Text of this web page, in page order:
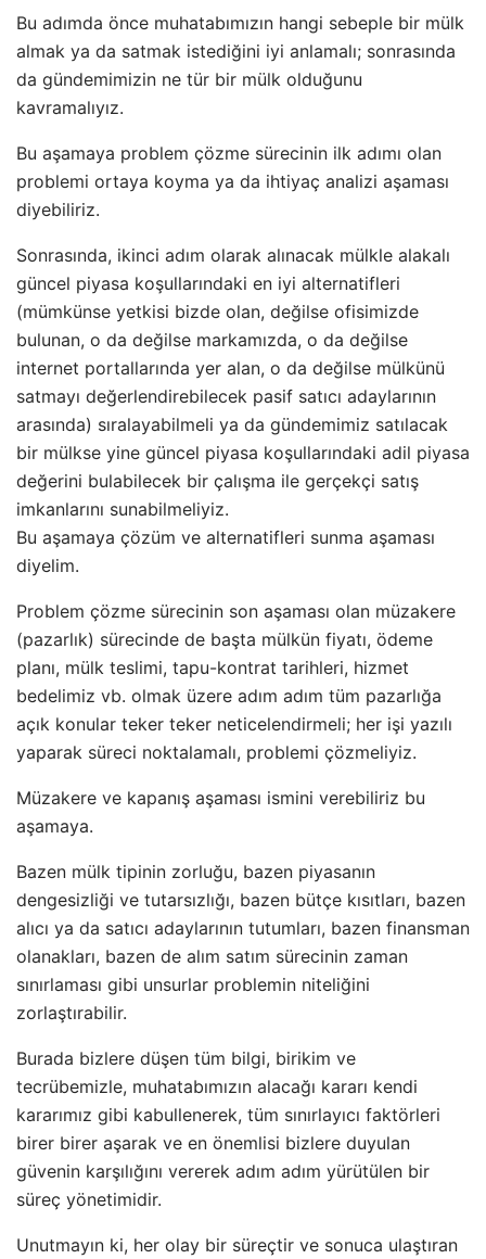
Bu adımda önce muhatabımızın hangi sebeple bir mülk
almak ya da satmak istediğini iyi anlamalı; sonrasında
da gündemimizin ne tür bir mülk olduğunu
kavramalıyız.
Bu aşamaya problem çözme sürecinin ilk adımı olan
problemi ortaya koyma ya da ihtiyaç analizi aşaması
diyebiliriz.
Sonrasında, ikinci adım olarak alınacak mülkle alakalı
güncel piyasa koşullarındaki en iyi alternatifleri
(mümkünse yetkisi bizde olan, değilse ofisimizde
bulunan, o da değilse markamızda, o da değilse
internet portallarında yer alan, o da değilse mülkünü
satmayı değerlendirebilecek pasif satıcı adaylarının
arasında) sıralayabilmeli ya da gündemimiz satılacak
bir mülkse yine güncel piyasa koşullarındaki adil piyasa
değerini bulabilecek bir çalışma ile gerçekçi satış
imkanlarını sunabilmeliyiz.
Bu aşamaya çözüm ve alternatifleri sunma aşaması
diyelim.
Problem çözme sürecinin son aşaması olan müzakere
(pazarlık) sürecinde de başta mülkün fiyatı, ödeme
planı, mülk teslimi, tapu-kontrat tarihleri, hizmet
bedelimiz vb. olmak üzere adım adım tüm pazarlığa
açık konular teker teker neticelendirmeli; her işi yazılı
yaparak süreci noktalamalı, problemi çözmeliyiz.
Müzakere ve kapanış aşaması ismini verebiliriz bu
aşamaya.
Bazen mülk tipinin zorluğu, bazen piyasanın
dengesizliği ve tutarsızlığı, bazen bütçe kısıtları, bazen
alıcı ya da satıcı adaylarının tutumları, bazen finansman
olanakları, bazen de alım satım sürecinin zaman
sınırlaması gibi unsurlar problemin niteliğini
zorlaştırabilir.
Burada bizlere düşen tüm bilgi, birikim ve
tecrübemizle, muhatabımızın alacağı kararı kendi
kararımız gibi kabullenerek, tüm sınırlayıcı faktörleri
birer birer aşarak ve en önemlisi bizlere duyulan
güvenin karşılığını vererek adım adım yürütülen bir
süreç yönetimidir.
Unutmayın ki, her olay bir süreçtir ve sonuca ulaştıran